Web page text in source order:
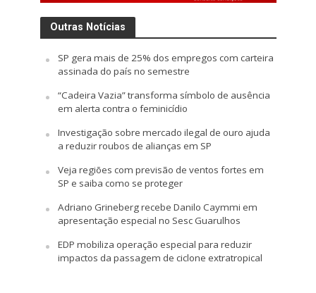
Outras Notícias
SP gera mais de 25% dos empregos com carteira
assinada do país no semestre
“Cadeira Vazia” transforma símbolo de ausência
em alerta contra o feminicídio
Investigação sobre mercado ilegal de ouro ajuda
a reduzir roubos de alianças em SP
Veja regiões com previsão de ventos fortes em
SP e saiba como se proteger
Adriano Grineberg recebe Danilo Caymmi em
apresentação especial no Sesc Guarulhos
EDP mobiliza operação especial para reduzir
impactos da passagem de ciclone extratropical